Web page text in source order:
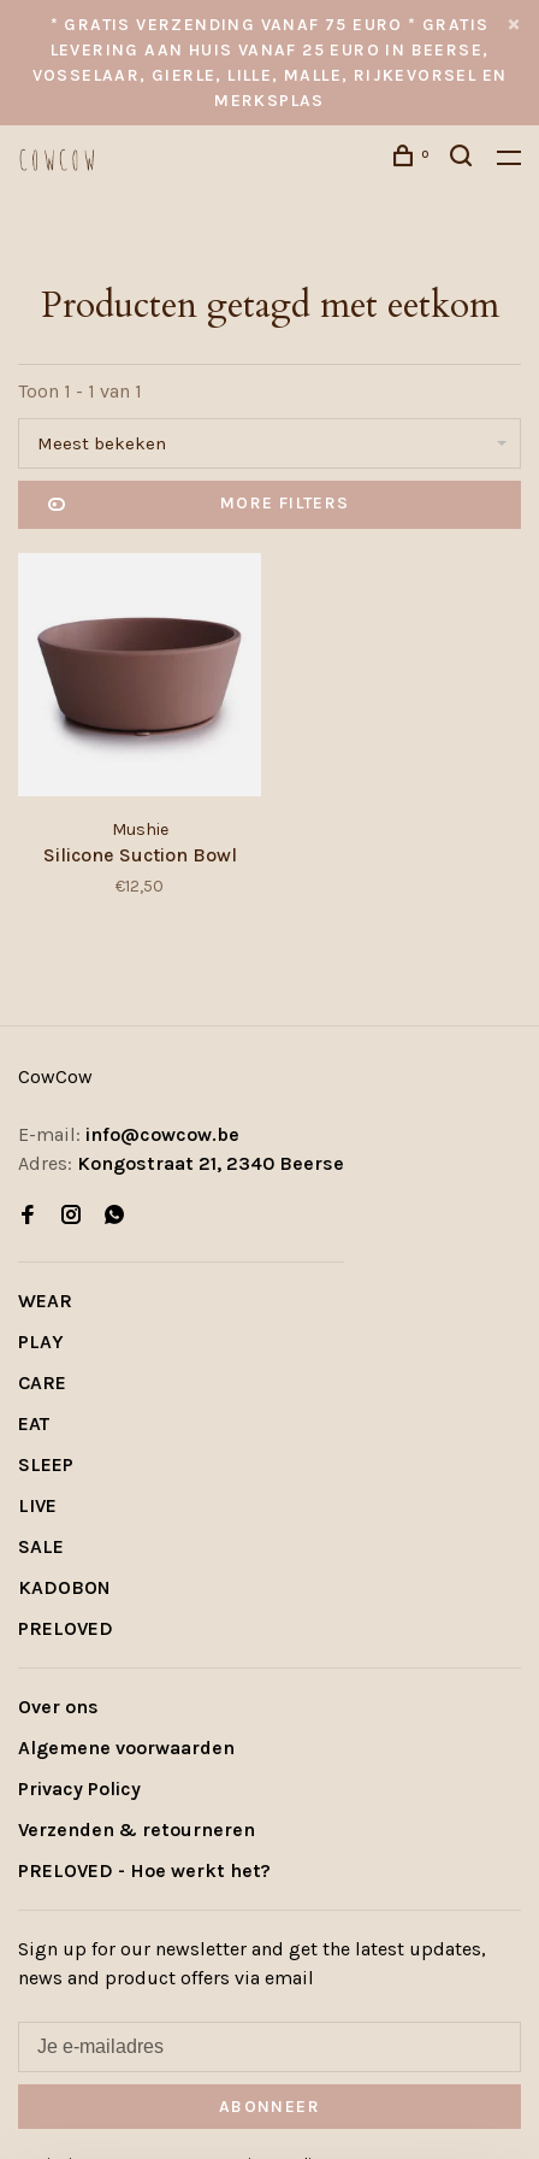
* GRATIS VERZENDING VANAF 75 EURO * GRATIS
LEVERING AAN HUIS VANAF 25 EURO IN BEERSE,
VOSSELAAR, GIERLE, LILLE, MALLE, RIJKEVORSEL EN
MERKSPLAS
0
Producten getagd met eetkom
Toon 1 - 1 van 1
Meest bekeken
MORE FILTERS
Mushie
Silicone Suction Bowl
€12,50
CowCow
E-mail: info@cowcow.be
Adres: Kongostraat 21, 2340 Beerse
WEAR
PLAY
CARE
EAT
SLEEP
LIVE
SALE
KADOBON
PRELOVED
Over ons
Algemene voorwaarden
Privacy Policy
Verzenden & retourneren
PRELOVED - Hoe werkt het?
Sign up for our newsletter and get the latest updates,
news and product offers via email
ABONNEER